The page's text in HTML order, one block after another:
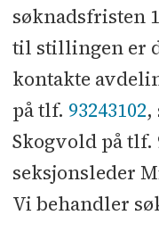
søknadsfristen
til stillingen er
kontakte
på tlf. 93243102,
Skogvold på tlf.
seksjonsleder
Vi behandler